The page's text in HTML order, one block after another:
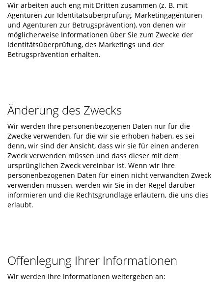
Wir arbeiten auch eng mit Dritten zusammen (z. B. mit
Agenturen zur Identitätsüberprüfung, Marketingagenturen
und Agenturen zur Betrugsprävention), von denen wir
möglicherweise Informationen über Sie zum Zwecke der
Identitätsüberprüfung, des Marketings und der
Betrugsprävention erhalten.
Änderung des Zwecks
Wir werden Ihre personenbezogenen Daten nur für die
Zwecke verwenden, für die wir sie erhoben haben, es sei
denn, wir sind der Ansicht, dass wir sie für einen anderen
Zweck verwenden müssen und dass dieser mit dem
ursprünglichen Zweck vereinbar ist. Wenn wir Ihre
personenbezogenen Daten für einen nicht verwandten Zweck
verwenden müssen, werden wir Sie in der Regel darüber
informieren und die Rechtsgrundlage erläutern, die uns dies
erlaubt.
Offenlegung Ihrer Informationen
Wir werden Ihre Informationen weitergeben an: